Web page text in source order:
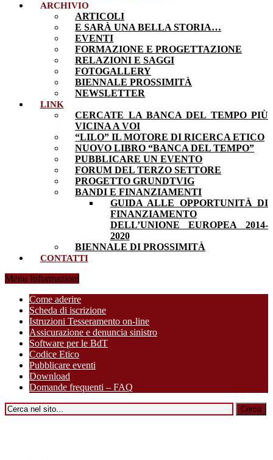
ARCHIVIO
ARTICOLI
E SARÀ UNA BELLA STORIA…
EVENTI
FORMAZIONE E PROGETTAZIONE
RELAZIONI E SAGGI
FOTOGALLERY
BIENNALE PROSSIMITÀ
NEWSLETTER
LINK
CERCATE LA BANCA DEL TEMPO PIÙ
VICINA A VOI
“LILO” IL MOTORE DI RICERCA ETICO
NUOVO LIBRO “BANCA DEL TEMPO”
PUBBLICARE UN EVENTO
FORUM DEL TERZO SETTORE
PROGETTO GRUNDTVIG
BANDI E FINANZIAMENTI
GUIDA ALLE OPPORTUNITÀ DI
FINANZIAMENTO
DELL’UNIONE EUROPEA 2014-
2020
BIENNALE DI PROSSIMITÀ
CONTATTI
Menu Informazioni
Come aderire
Scheda di iscrizione
Istruzioni Tesseramento on-line
Assicurazione e denuncia sinistro
Software per le BdT
Codice Etico
Pubblicare eventi
Download
Domande frequenti – FAQ